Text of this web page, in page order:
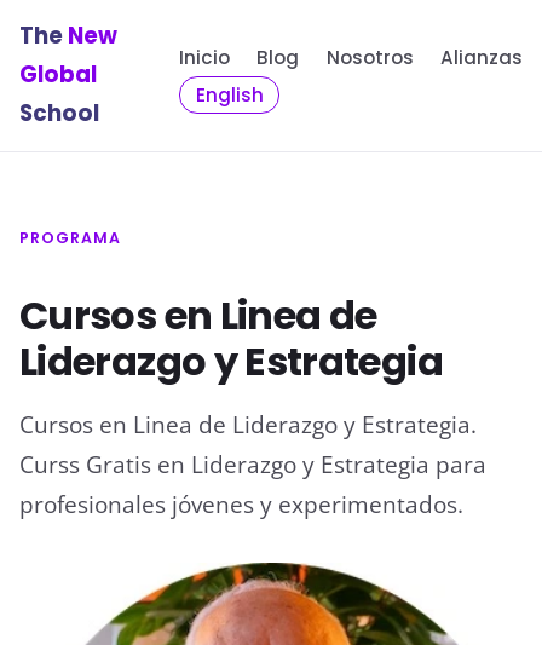
The New
Global
School
Inicio Blog Nosotros
Alianzas
English
PROGRAMA
Cursos en Linea de
Liderazgo y Estrategia
Cursos en Linea de Liderazgo y Estrategia.
Curss Gratis en Liderazgo y Estrategia para
profesionales jóvenes y experimentados.